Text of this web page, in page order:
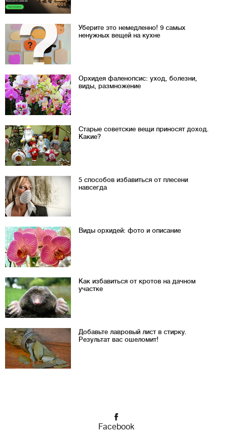
Уберите это немедленно! 9 самых
ненужных вещей на кухне
Орхидея фаленопсис: уход, болезни,
виды, размножение
Старые советские вещи приносят доход.
Какие?
5 способов избавиться от плесени
навсегда
Виды орхидей: фото и описание
Как избавиться от кротов на дачном
участке
Добавьте лавровый лист в стирку.
Результат вас ошеломит!
Facebook